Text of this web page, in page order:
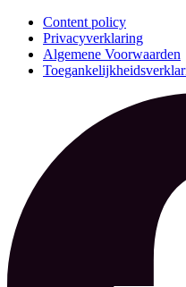
Content policy
Privacyverklaring
Algemene Voorwaarden